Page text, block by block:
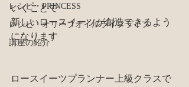
レシピ・PRINCESS
レシピ・オリーブオイルライフライフ
講座の紹介
いくことで
新しいロースイーツが創造できるよう
になります
ロースイーツプランナー上級クラスで